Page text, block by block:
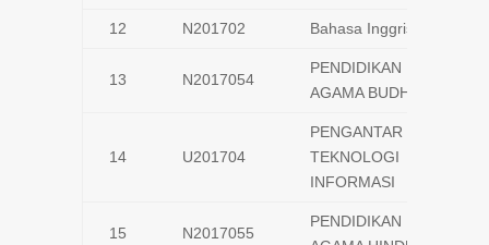
12 N201702 Bahasa Inggris
13 N2017054
PENDIDIKAN
AGAMA BUDHA
14 U201704
PENGANTAR
TEKNOLOGI
INFORMASI
15 N2017055
PENDIDIKAN